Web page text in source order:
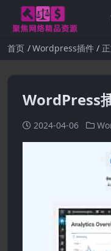
首页 Wordpress插件
WordPress
2024-04-06